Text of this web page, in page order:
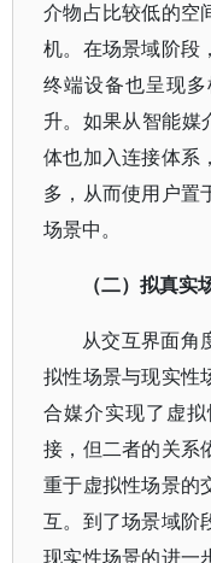
介物占比较低的空
机。在场景域阶段
终端设备也呈现
升。如果从智能媒
体也加入连接体系
多，从而使用户置
场景中。
（二）拟真实
从交互界面角
拟性场景与现实性
合媒介实现了虚
接，但二者的关系
重于虚拟性场景的
互。到了场景域阶
现实性场景的进一